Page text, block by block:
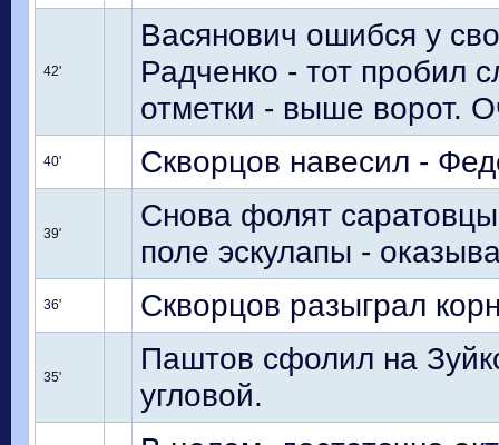
42'
Васянович ошибся у
Радченко - тот пробил
отметки - выше ворот.
40' Скворцов навесил -
39'
Снова фолят
поле эскулапы -
36' Скворцов разыграл
35'
Паштов сфолил на
угловой.